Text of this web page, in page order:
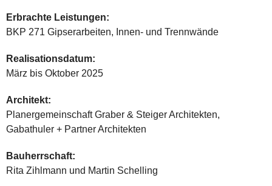
Erbrachte Leistungen:
BKP 271 Gipserarbeiten, Innen- und Trennwände
Realisationsdatum:
März bis Oktober 2025
Architekt:
Planergemeinschaft Graber & Steiger Architekten,
Gabathuler + Partner Architekten
Bauherrschaft:
Rita Zihlmann und Martin Schelling